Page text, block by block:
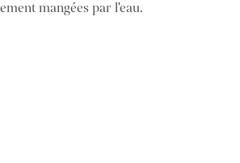
mangées par l'eau.